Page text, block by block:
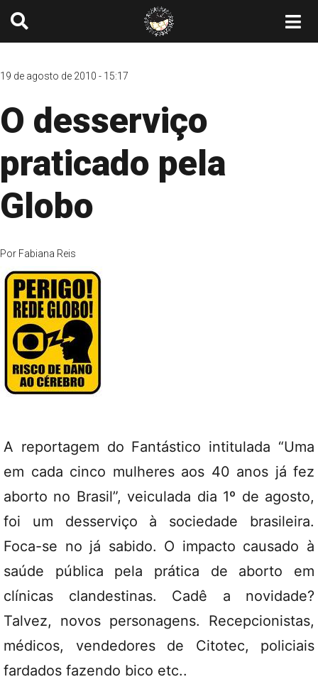
19 de agosto de 2010 - 15:17
O desserviço
praticado pela
Globo
Por Fabiana Reis
A reportagem do Fantástico intitulada “Uma
em cada cinco mulheres aos 40 anos já fez
aborto no Brasil”, veiculada dia 1º de agosto,
foi um desserviço à sociedade brasileira.
Foca-se no já sabido. O impacto causado à
saúde pública pela prática de aborto em
clínicas clandestinas. Cadê a novidade?
Talvez, novos personagens. Recepcionistas,
médicos, vendedores de Citotec, policiais
fardados fazendo bico etc..